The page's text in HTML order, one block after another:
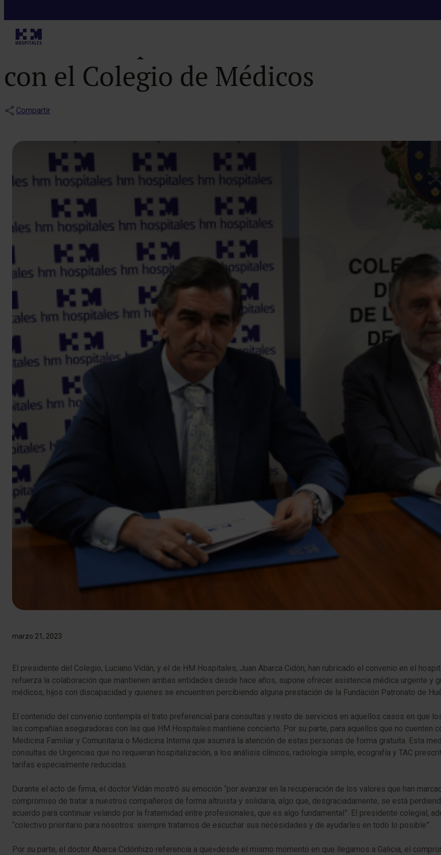
HM Hospitales renueva su
con el Colegio de Médicos
Compartir
marzo 21, 2023
El presidente del Colegio, Luciano Vidán, y el de HM Hospitales, Juan Abarca Cidón, han rubricado el convenio en el
refuerza la colaboración que mantienen ambas entidades desde hace años, supone ofrecer asistencia médica urgente y
médicos, hijos con discapacidad y quienes se encuentren percibiendo alguna prestación de la Fundación Patronato de
El contenido del convenio contempla el trato preferencial para consultas y resto de servicios en aquellos casos en que
las compañías aseguradoras con las que HM Hospitales mantiene concierto. Por su parte, para aquellos que no cuenten
Medicina Familiar y Comunitaria o Medicina Interna que asumirá la atención de estas personas de forma gratuita. Esta
consultas de Urgencias que no requieran hospitalización, a los análisis clínicos, radiología simple, ecografía y TAC
tarifas especialmente reducidas.
Durante el acto de firma, el doctor Vidán mostró su emoción “por avanzar en la recuperación de los valores que han
compromiso de tratar a nuestros compañeros de forma altruista y solidaria, algo que, desgraciadamente, se está
acuerdo para continuar velando por la fraternidad entre profesionales, que es algo fundamental”. El presidente colegial,
“colectivo prioritario para nosotros: siempre tratamos de escuchar sus necesidades y de ayudarles en todo lo posible”.
Por su parte, el doctor Abarca Cidónhizo referencia a que»desde el mismo momento en que llegamos a Galicia, el